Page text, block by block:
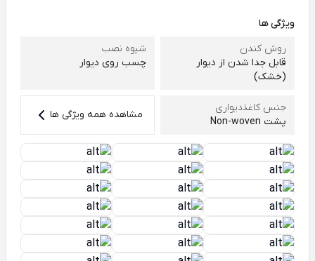
ویژگی ها
روش کندن
قابل جدا شدن از دیوار
(خشک)
شیوه نصب
چسب روی دیوار
جنس کاغذدیواری
پشت Non-woven
مشاهده همه ویژگی ها